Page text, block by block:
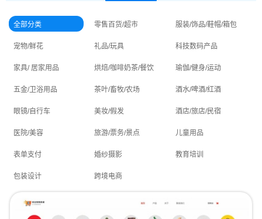
全部分类 零售百货/超市 服装/饰品/鞋帽/箱包
宠物/鲜花 礼品/玩具 科技数码产品
家具/ 居家用品 烘焙/咖啡奶茶/餐饮 瑜伽/健身/运动
五金/卫浴用品 茶叶/畜牧/农场 酒水/啤酒/红酒
眼镜/自行车 美妆/假发 酒店/旅店/民宿
医院/美容 旅游/票务/景点 儿童用品
表单支付 婚纱摄影 教育培训
包装设计 跨境电商